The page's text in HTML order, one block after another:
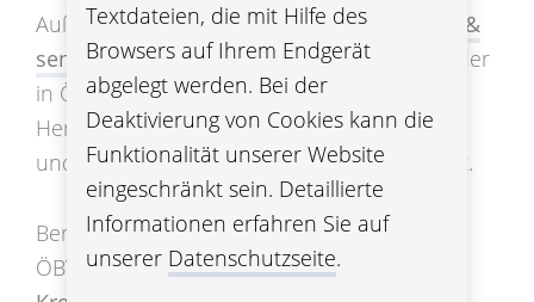
Außerdem unterstützen wir denVerein fair &
sensibel, der sich dem friedvollen Miteinander
in Österreich unabhängig von ethnischer
Herkunft, Hautfarbe, Religion, Behinderung
und sexueller Orientierung verschrieben hat.
Bereits seit 2014 nehmen jährlich zahlreiche
ÖBV Mitarbeiterinnen und Mitarbeiter am
Textdateien, die mit Hilfe des
Browsers auf Ihrem Endgerät
abgelegt werden. Bei der
Deaktivierung von Cookies kann die
Funktionalität unserer Website
eingeschränkt sein. Detaillierte
Informationen erfahren Sie auf
unserer Datenschutzseite.